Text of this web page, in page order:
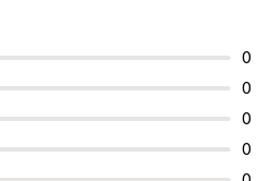
0
0
0
0